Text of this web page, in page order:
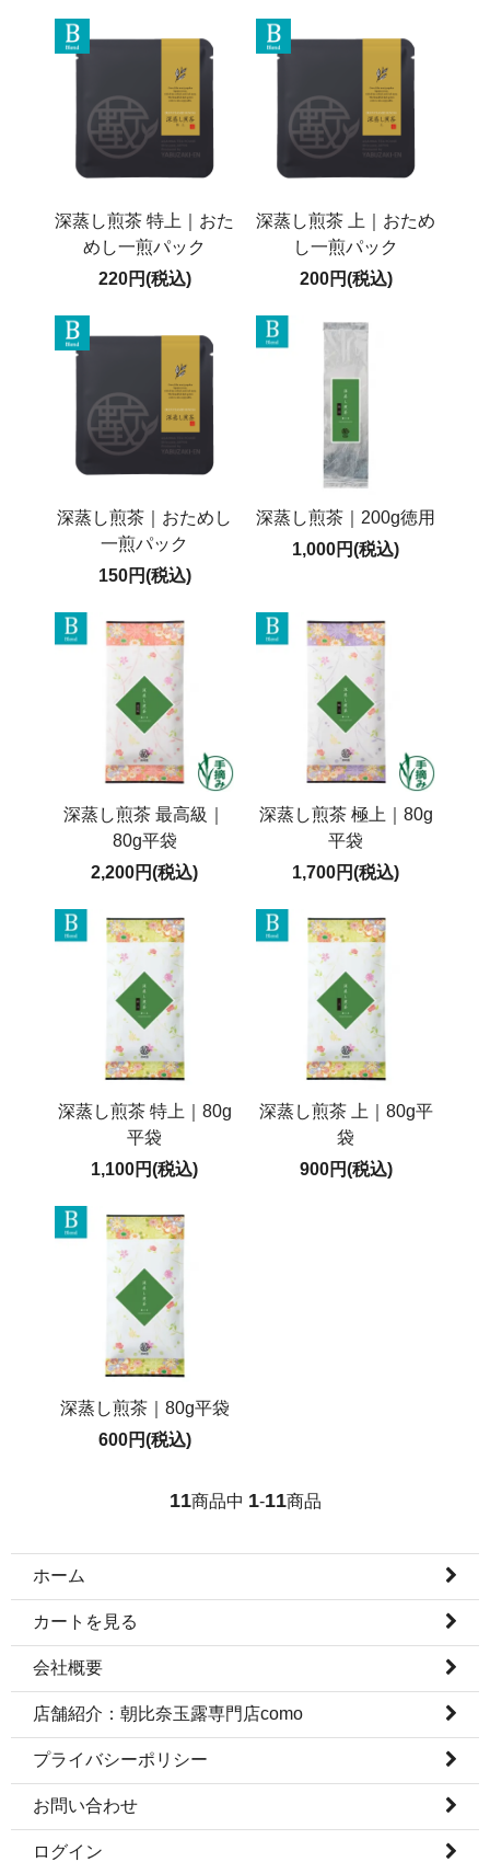
深蒸し煎茶 特上｜おた
めし一煎パック
220円(税込)
深蒸し煎茶 上｜おため
し一煎パック
200円(税込)
深蒸し煎茶｜おためし
一煎パック
150円(税込)
深蒸し煎茶｜200g徳用
1,000円(税込)
深蒸し煎茶 最高級｜
80g平袋
2,200円(税込)
深蒸し煎茶 極上｜80g
平袋
1,700円(税込)
深蒸し煎茶 特上｜80g
平袋
1,100円(税込)
深蒸し煎茶 上｜80g平
袋
900円(税込)
深蒸し煎茶｜80g平袋
600円(税込)
11商品中 1-11商品
ホーム
カートを見る
会社概要
店舗紹介：朝比奈玉露専門店como
プライバシーポリシー
お問い合わせ
ログイン